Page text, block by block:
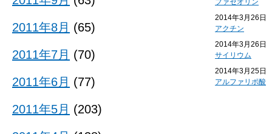
ファセオリン
2014年3月26日
アクチン
2014年3月26日
サイリウム
2014年3月25日
アルファリポ酸
2011年8月 (65)
2011年7月 (70)
2011年6月 (77)
2011年5月 (203)